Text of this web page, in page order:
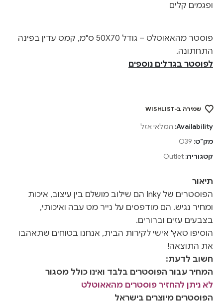
ופגמים קלים
פוסטר מהאאוטלט – גודל 50X70 ס"מ, קמט עדין בפינה
התחתונה.
לפוסטר בגדלים נוספים
שמירה ב-WISHLIST
Availability: המלאי אזל
מק"ט: O39
קטגוריה: Outlet
תיאור
הפוסטרים של Inky הם שילוב מושלם בין עיצוב, איכות
ומחיר נגיש. הם מודפסים על נייר מט עבה ואיכותי,
בצבעים עזים וברורים.
הוסיפו טאץ' אישי לקירות הבית, אנחנו בטוחים שתאהבו
את התוצאה!
חשוב לדעת:
המחיר עבור הפוסטרים בלבד ואינו כולל מסגור
לא ניתן להחזיר פוסטרים מהאאוטלט
הפוסטרים מיוצרים בישראל